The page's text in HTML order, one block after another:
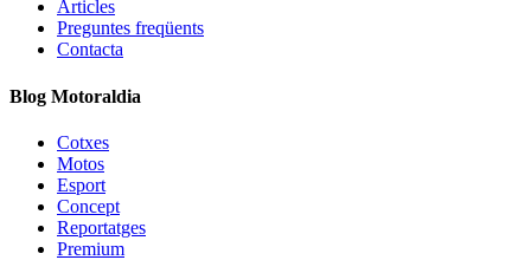
Articles
Preguntes freqüents
Contacta
Blog Motoraldia
Cotxes
Motos
Esport
Concept
Reportatges
Premium